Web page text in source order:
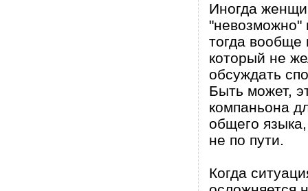
Иногда
"невозможно"
тогда вообще
который не
обсуждать
Быть может,
компаньона
общего
не по пути.
Когда